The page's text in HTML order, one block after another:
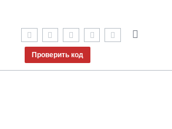
Проверить код